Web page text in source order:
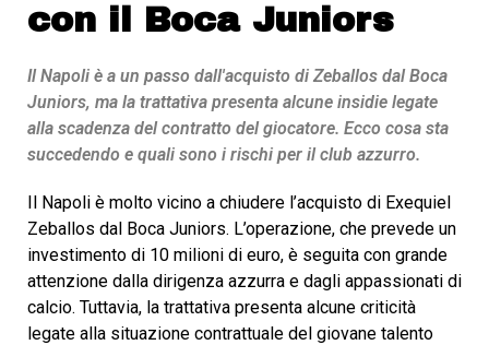
con il Boca Juniors
Il Napoli è a un passo dall'acquisto di Zeballos dal Boca
Juniors, ma la trattativa presenta alcune insidie legate
alla scadenza del contratto del giocatore. Ecco cosa sta
succedendo e quali sono i rischi per il club azzurro.
Il Napoli è molto vicino a chiudere l’acquisto di Exequiel
Zeballos dal Boca Juniors. L’operazione, che prevede un
investimento di 10 milioni di euro, è seguita con grande
attenzione dalla dirigenza azzurra e dagli appassionati di
calcio. Tuttavia, la trattativa presenta alcune criticità
legate alla situazione contrattuale del giovane talento